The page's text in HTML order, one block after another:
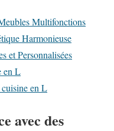
Multifonctions
Harmonieuse
et Personnalisées
en L
en L
avec des